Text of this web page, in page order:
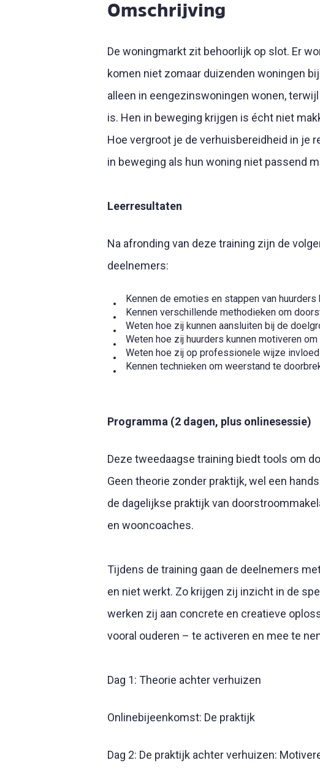
Omschrijving
De woningmarkt zit behoorlijk op slot. Er
komen niet zomaar duizenden woningen
alleen in eengezinswoningen wonen,
is. Hen in beweging krijgen is écht niet
Hoe vergroot je de verhuisbereidheid in je
in beweging als hun woning niet passend
Leerresultaten
Na afronding van deze training zijn de
deelnemers:
Kennen de emoties en stappen van
Kennen verschillende methodieken om
Weten hoe zij kunnen aansluiten bij de
Weten hoe zij huurders kunnen motiveren
Weten hoe zij op professionele wijze
Kennen technieken om weerstand te
Programma (2 dagen, plus onlinesessie)
Deze tweedaagse training biedt tools om
Geen theorie zonder praktijk, wel een
de dagelijkse praktijk van
en wooncoaches.
Tijdens de training gaan de deelnemers
en niet werkt. Zo krijgen zij inzicht in de
werken zij aan concrete en creatieve
vooral ouderen – te activeren en mee te
Dag 1: Theorie achter verhuizen
Onlinebijeenkomst: De praktijk
Dag 2: De praktijk achter verhuizen: